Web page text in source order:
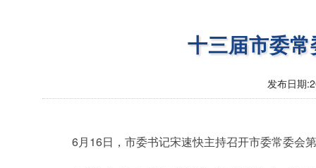
十三届市委
发布日期:
6月16日，市委书记宋速快主持召开市委常委会